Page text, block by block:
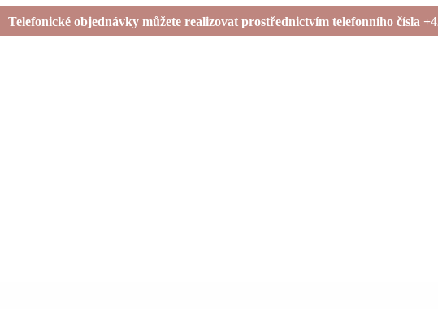
Telefonické objednávky můžete realizovat prostřednictvím telefonního čísla